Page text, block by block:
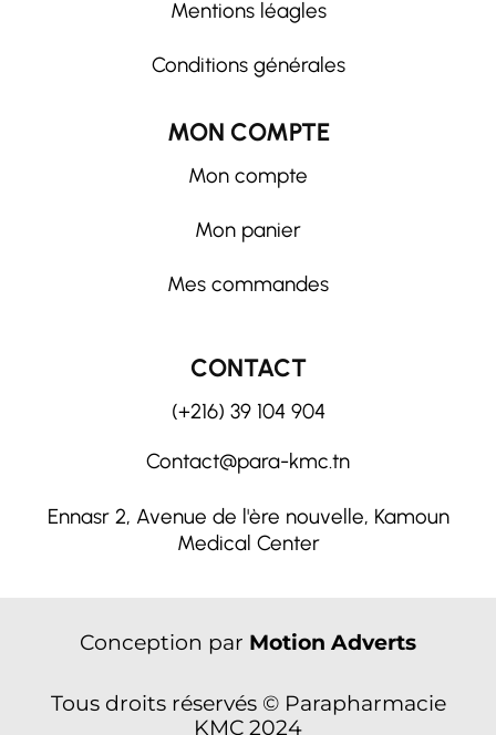
Mentions léagles
Conditions générales
MON COMPTE
Mon compte
Mon panier
Mes commandes
CONTACT
(+216) 39 104 904
Contact@para-kmc.tn
Ennasr 2, Avenue de l'ère nouvelle, Kamoun
Medical Center
Conception par Motion Adverts
Tous droits réservés © Parapharmacie
KMC 2024